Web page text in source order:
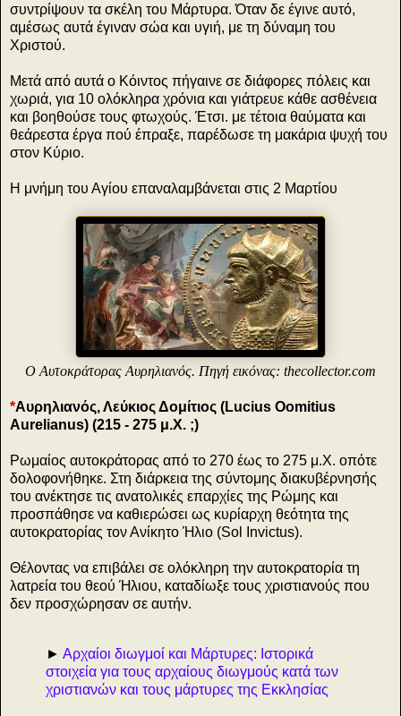
συντρίψουν τα σκέλη του Μάρτυρα. Όταν δε έγινε αυτό,
αμέσως αυτά έγιναν σώα και υγιή, με τη δύναμη του
Χριστού.
Μετά από αυτά ο Κόιντος πήγαινε σε διάφορες πόλεις και
χωριά, για 10 ολόκληρα χρόνια και γιάτρευε κάθε ασθένεια
και βοηθούσε τους φτωχούς. Έτσι. με τέτοια θαύματα και
θεάρεστα έργα πού έπραξε, παρέδωσε τη μακάρια ψυχή του
στον Κύριο.
Η μνήμη του Αγίου επαναλαμβάνεται στις 2 Μαρτίου
Ο Αυτοκράτορας Αυρηλιανός. Πηγή εικόνας: thecollector.com
*Αυρηλιανός, Λεύκιος Δομίτιος (Lucius Oomitius
Aurelianus) (215 - 275 μ.Χ. ;)
Ρωμαίος αυτοκράτορας από το 270 έως το 275 μ.Χ. οπότε
δολοφονήθηκε. Στη διάρκεια της σύντομης διακυβέρνησής
του ανέκτησε τις ανατολικές επαρχίες της Ρώμης και
προσπάθησε να καθιερώσει ως κυρίαρχη θεότητα της
αυτοκρατορίας τον Ανίκητο Ήλιο (Sol Invictus).
Θέλοντας να επιβάλει σε ολόκληρη την αυτοκρατορία τη
λατρεία του θεού Ήλιου, καταδίωξε τους χριστιανούς που
δεν προσχώρησαν σε αυτήν.
► Αρχαίοι διωγμοί και Μάρτυρες: Ιστορικά
στοιχεία για τους αρχαίους διωγμούς κατά των
χριστιανών και τους μάρτυρες της Εκκλησίας